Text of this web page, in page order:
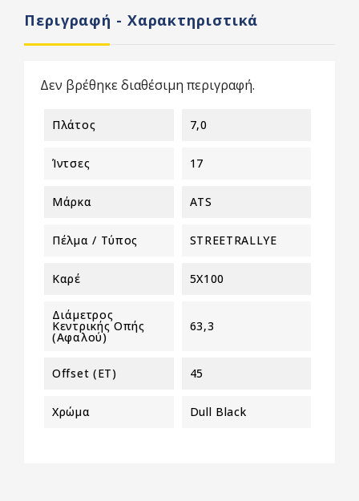
Περιγραφή - Χαρακτηριστικά
Δεν βρέθηκε διαθέσιμη περιγραφή.
Πλάτος 7,0
Ίντσες 17
Μάρκα ATS
Πέλμα / Τύπος STREETRALLYE
Καρέ 5X100
Διάμετρος
Κεντρικής Οπής
(αφαλού)
63,3
Offset (ET) 45
Χρώμα Dull Black